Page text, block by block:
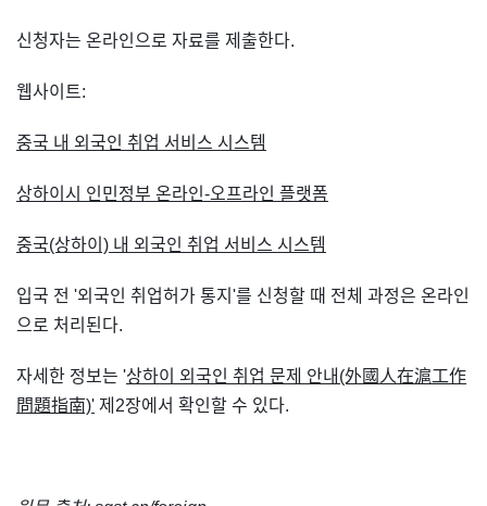
신청자는 온라인으로 자료를 제출한다.
웹사이트:
중국 내 외국인 취업 서비스 시스템
상하이시 인민정부 온라인-오프라인 플랫폼
중국(상하이) 내 외국인 취업 서비스 시스템
입국 전 '외국인 취업허가 통지'를 신청할 때 전체 과정은 온라인
으로 처리된다.
자세한 정보는 '상하이 외국인 취업 문제 안내(外國人在滬工作
問題指南)' 제2장에서 확인할 수 있다.